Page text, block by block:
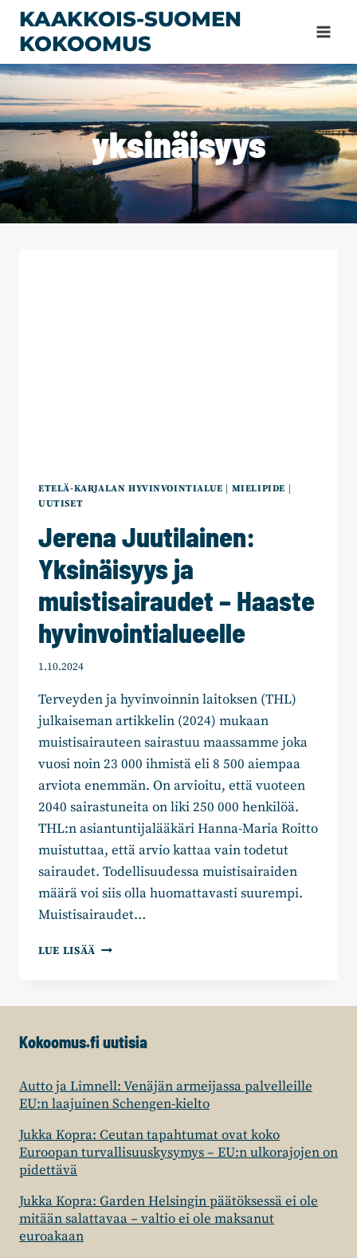
Siirry
sisältöön
KAAKKOIS-SUOMEN
KOKOOMUS
yksinäisyys
ETELÄ-KARJALAN HYVINVOINTIALUE | MIELIPIDE |
UUTISET
Jerena Juutilainen:
Yksinäisyys ja
muistisairaudet – Haaste
hyvinvointialueelle
1.10.2024
Terveyden ja hyvinvoinnin laitoksen (THL)
julkaiseman artikkelin (2024) mukaan
muistisairauteen sairastuu maassamme joka
vuosi noin 23 000 ihmistä eli 8 500 aiempaa
arviota enemmän. On arvioitu, että vuoteen
2040 sairastuneita on liki 250 000 henkilöä.
THL:n asiantuntijalääkäri Hanna-Maria Roitto
muistuttaa, että arvio kattaa vain todetut
sairaudet. Todellisuudessa muistisairaiden
määrä voi siis olla huomattavasti suurempi.
Muistisairaudet…
LUE LISÄÄ JERENA
HAASTE
Kokoomus.fi uutisia
Autto ja Limnell: Venäjän armeijassa palvelleille
EU:n laajuinen Schengen-kielto
Jukka Kopra: Ceutan tapahtumat ovat koko
Euroopan turvallisuuskysymys – EU:n ulkorajojen on
pidettävä
Jukka Kopra: Garden Helsingin päätöksessä ei ole
mitään salattavaa – valtio ei ole maksanut
euroakaan